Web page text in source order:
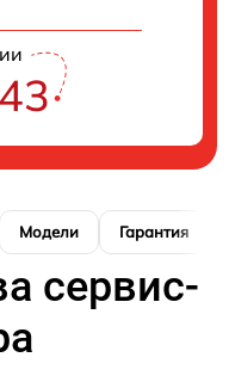
Модели Гарантия
сервис-